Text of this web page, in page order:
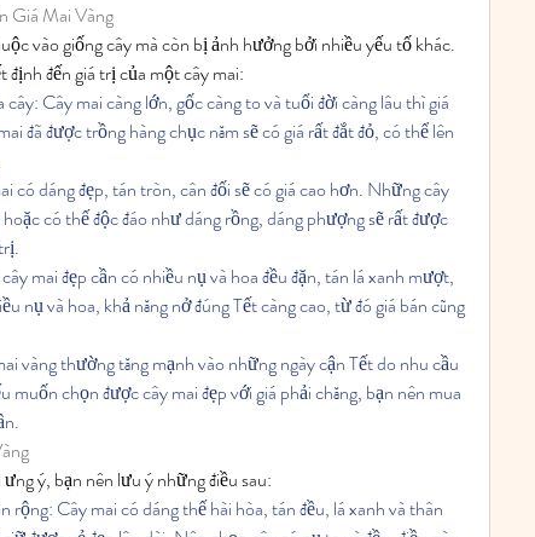
Giá Mai Vàng
vào giống cây mà còn bị ảnh hưởng bởi nhiều yếu tố khác.
đến giá trị của một cây mai:
Cây mai càng lớn, gốc càng to và tuổi đời càng lâu thì giá
đã được trồng hàng chục năm sẽ có giá rất đắt đỏ, có thể lên
có dáng đẹp, tán tròn, cân đối sẽ có giá cao hơn. Những cây
có thế độc đáo như dáng rồng, dáng phượng sẽ rất được
mai đẹp cần có nhiều nụ và hoa đều đặn, tán lá xanh mượt,
nụ và hoa, khả năng nở đúng Tết càng cao, từ đó giá bán cũng
vàng thường tăng mạnh vào những ngày cận Tết do nhu cầu
chọn được cây mai đẹp với giá phải chăng, bạn nên mua
ý, bạn nên lưu ý những điều sau:
rộng: Cây mai có dáng thế hài hòa, tán đều, lá xanh và thân